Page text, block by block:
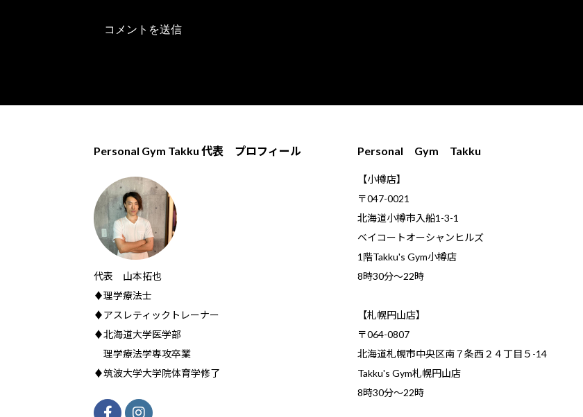
Personal Gym Takku 代表 プロフィール
代表 山本拓也
♦理学療法士
♦アスレティックトレーナー
♦北海道大学医学部
理学療法学専攻卒業
♦筑波大学大学院体育学修了
Personal Gym Takku
【小樽店】
〒047-0021
北海道小樽市入船1-3-1
ベイコートオーシャンヒルズ
1階Takku's Gym小樽店
​8時30分～22時
【札幌円山店】
〒064-0807
北海道札幌市中央区南７条西２４丁目５-14
Takku's Gym札幌円山店
8時30分～22時